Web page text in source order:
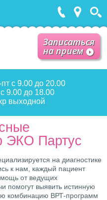
Записаться
на прием
пт с 9.00 до 20.00
9.00 до 18.00
выходной
ЭКО Партус
на диагностике
к нам, каждый пациент
от ведущих
помогут выявить истинную
комбинацию ВРТ-программ